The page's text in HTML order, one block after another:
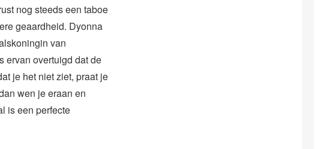
nog steeds een taboe
geaardheid. Dyonna
van
ervan overtuigd dat de
je het niet ziet, praat je
wen je eraan en
is een perfecte